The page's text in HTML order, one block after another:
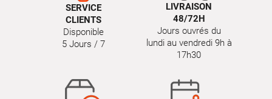
SERVICE
CLIENTS
Disponible
5 Jours / 7
LIVRAISON
48/72H
Jours ouvrés du
lundi au vendredi 9h à
17h30